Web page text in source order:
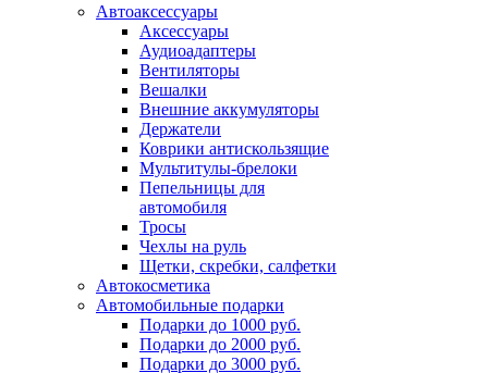
Автоаксессуары
Аксессуары
Аудиоадаптеры
Вентиляторы
Вешалки
Внешние аккумуляторы
Держатели
Коврики антискользящие
Мультитулы-брелоки
Пепельницы для
автомобиля
Тросы
Чехлы на руль
Щетки, скребки, салфетки
Автокосметика
Автомобильные подарки
Подарки до 1000 руб.
Подарки до 2000 руб.
Подарки до 3000 руб.